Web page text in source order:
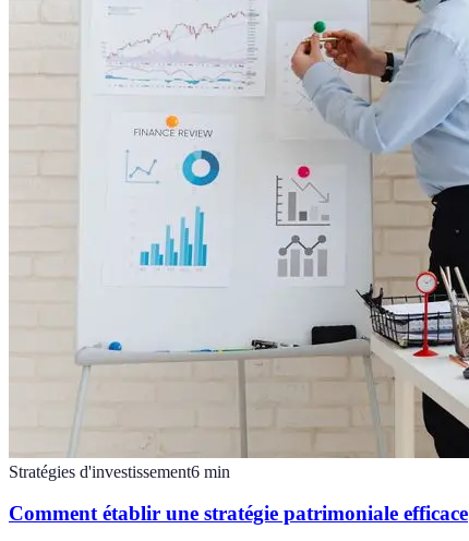
Stratégies d'investissement6 min
Comment établir une stratégie patrimoniale efficace